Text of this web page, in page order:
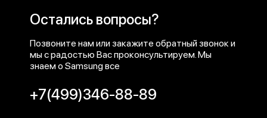
Остались вопросы?
Позвоните нам или закажите обратный звонок и
мы с радостью Вас проконсультируем. Мы
знаем о Samsung все
+7(499)346-88-89